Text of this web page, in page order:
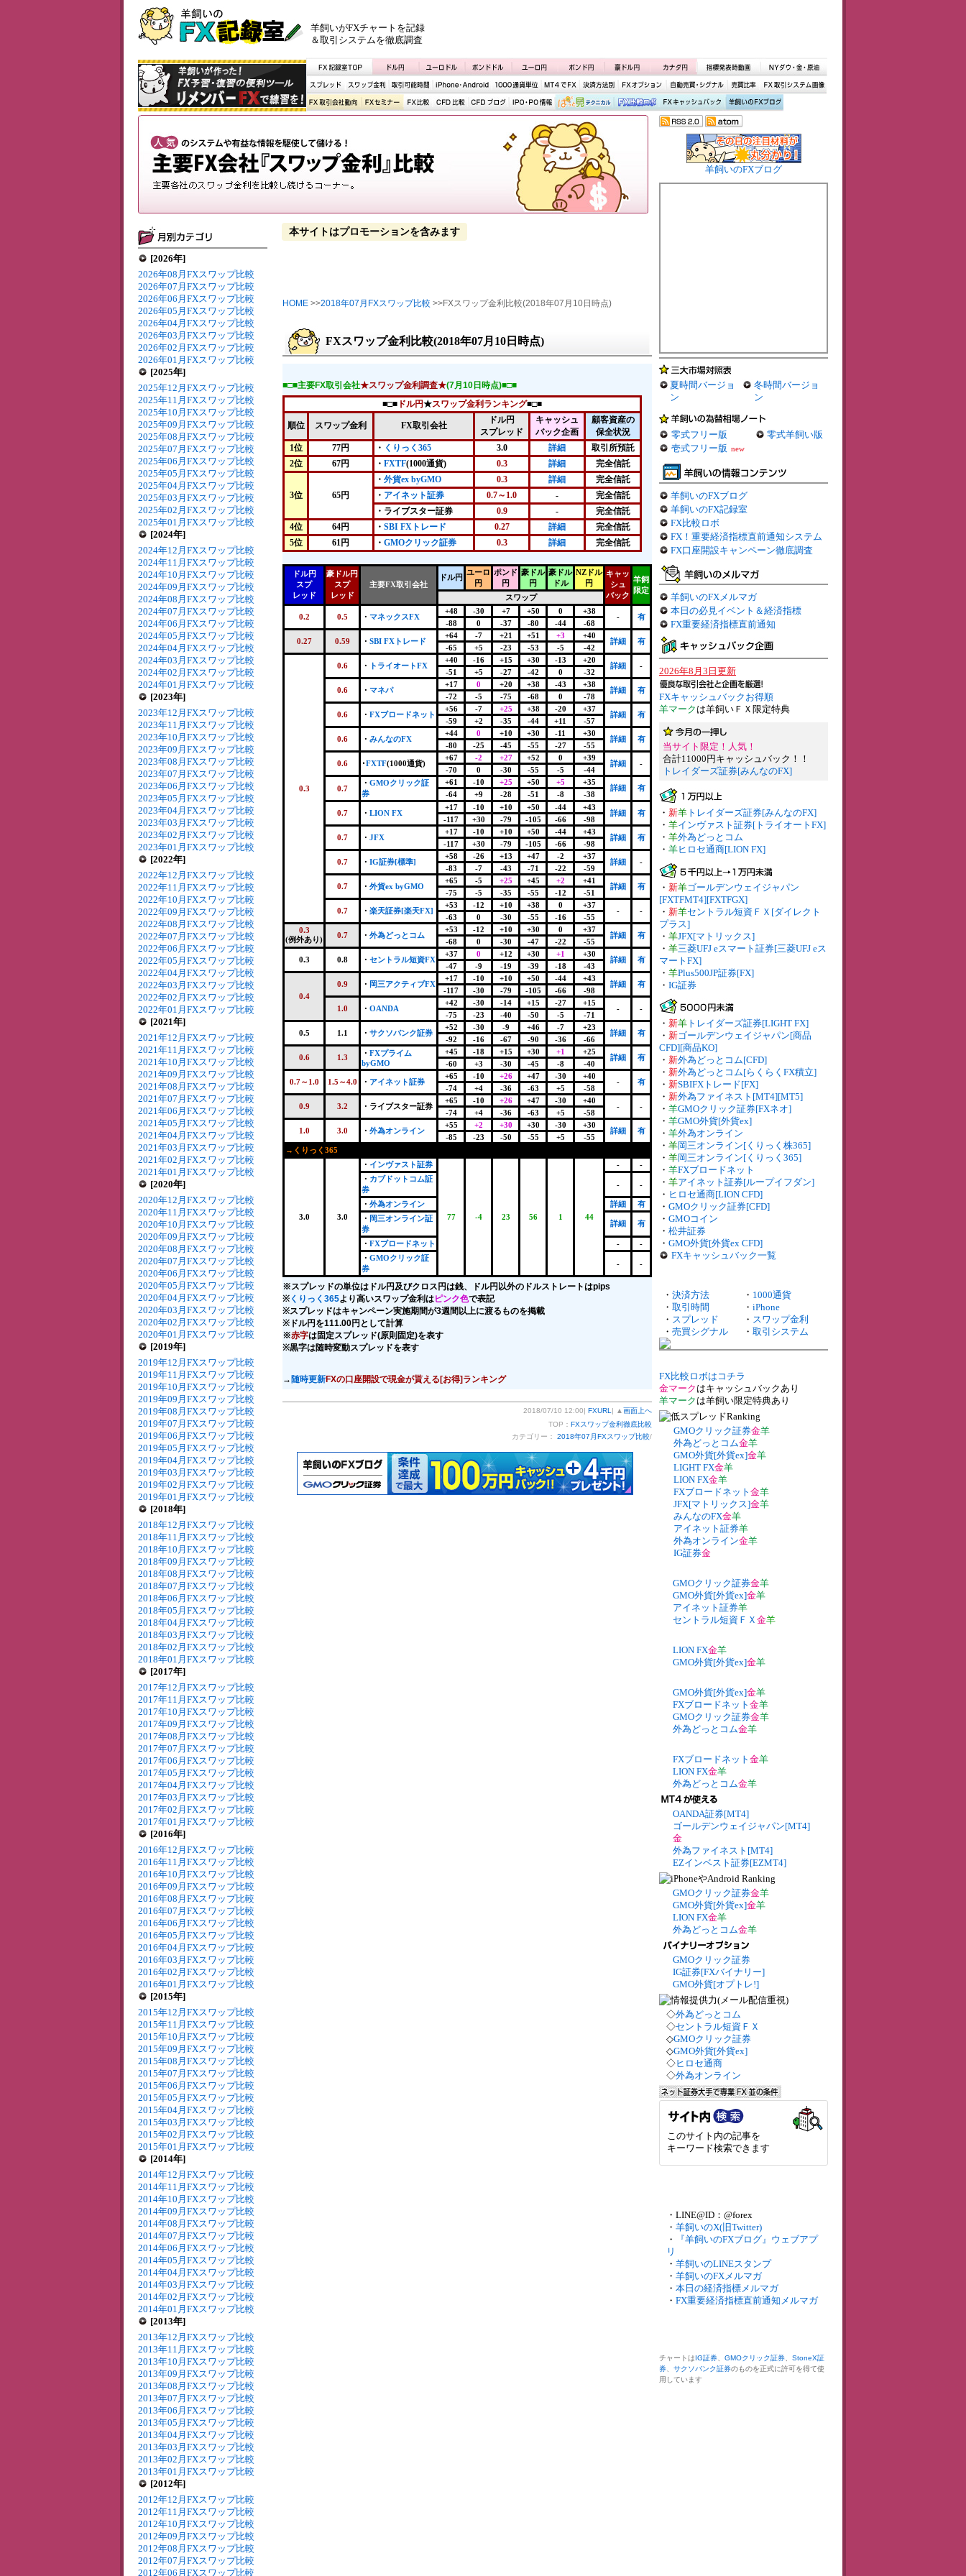
羊飼いがFXチャートを記録
＆取引システムを徹底調査
[2026年]
2026年08月FXスワップ比較
2026年07月FXスワップ比較
2026年06月FXスワップ比較
2026年05月FXスワップ比較
2026年04月FXスワップ比較
2026年03月FXスワップ比較
2026年02月FXスワップ比較
2026年01月FXスワップ比較
[2025年]
2025年12月FXスワップ比較
2025年11月FXスワップ比較
2025年10月FXスワップ比較
2025年09月FXスワップ比較
2025年08月FXスワップ比較
2025年07月FXスワップ比較
2025年06月FXスワップ比較
2025年05月FXスワップ比較
2025年04月FXスワップ比較
2025年03月FXスワップ比較
2025年02月FXスワップ比較
2025年01月FXスワップ比較
[2024年]
2024年12月FXスワップ比較
2024年11月FXスワップ比較
2024年10月FXスワップ比較
2024年09月FXスワップ比較
2024年08月FXスワップ比較
2024年07月FXスワップ比較
2024年06月FXスワップ比較
2024年05月FXスワップ比較
2024年04月FXスワップ比較
2024年03月FXスワップ比較
2024年02月FXスワップ比較
2024年01月FXスワップ比較
[2023年]
2023年12月FXスワップ比較
2023年11月FXスワップ比較
2023年10月FXスワップ比較
2023年09月FXスワップ比較
2023年08月FXスワップ比較
2023年07月FXスワップ比較
2023年06月FXスワップ比較
2023年05月FXスワップ比較
2023年04月FXスワップ比較
2023年03月FXスワップ比較
2023年02月FXスワップ比較
2023年01月FXスワップ比較
[2022年]
2022年12月FXスワップ比較
2022年11月FXスワップ比較
2022年10月FXスワップ比較
2022年09月FXスワップ比較
2022年08月FXスワップ比較
2022年07月FXスワップ比較
2022年06月FXスワップ比較
2022年05月FXスワップ比較
2022年04月FXスワップ比較
2022年03月FXスワップ比較
2022年02月FXスワップ比較
2022年01月FXスワップ比較
[2021年]
2021年12月FXスワップ比較
2021年11月FXスワップ比較
2021年10月FXスワップ比較
2021年09月FXスワップ比較
2021年08月FXスワップ比較
2021年07月FXスワップ比較
2021年06月FXスワップ比較
2021年05月FXスワップ比較
2021年04月FXスワップ比較
2021年03月FXスワップ比較
2021年02月FXスワップ比較
2021年01月FXスワップ比較
[2020年]
2020年12月FXスワップ比較
2020年11月FXスワップ比較
2020年10月FXスワップ比較
2020年09月FXスワップ比較
2020年08月FXスワップ比較
2020年07月FXスワップ比較
2020年06月FXスワップ比較
2020年05月FXスワップ比較
2020年04月FXスワップ比較
2020年03月FXスワップ比較
2020年02月FXスワップ比較
2020年01月FXスワップ比較
[2019年]
2019年12月FXスワップ比較
2019年11月FXスワップ比較
2019年10月FXスワップ比較
2019年09月FXスワップ比較
2019年08月FXスワップ比較
2019年07月FXスワップ比較
2019年06月FXスワップ比較
2019年05月FXスワップ比較
2019年04月FXスワップ比較
2019年03月FXスワップ比較
2019年02月FXスワップ比較
2019年01月FXスワップ比較
[2018年]
2018年12月FXスワップ比較
2018年11月FXスワップ比較
2018年10月FXスワップ比較
2018年09月FXスワップ比較
2018年08月FXスワップ比較
2018年07月FXスワップ比較
2018年06月FXスワップ比較
2018年05月FXスワップ比較
2018年04月FXスワップ比較
2018年03月FXスワップ比較
2018年02月FXスワップ比較
2018年01月FXスワップ比較
[2017年]
2017年12月FXスワップ比較
2017年11月FXスワップ比較
2017年10月FXスワップ比較
2017年09月FXスワップ比較
2017年08月FXスワップ比較
2017年07月FXスワップ比較
2017年06月FXスワップ比較
2017年05月FXスワップ比較
2017年04月FXスワップ比較
2017年03月FXスワップ比較
2017年02月FXスワップ比較
2017年01月FXスワップ比較
[2016年]
2016年12月FXスワップ比較
2016年11月FXスワップ比較
2016年10月FXスワップ比較
2016年09月FXスワップ比較
2016年08月FXスワップ比較
2016年07月FXスワップ比較
2016年06月FXスワップ比較
2016年05月FXスワップ比較
2016年04月FXスワップ比較
2016年03月FXスワップ比較
2016年02月FXスワップ比較
2016年01月FXスワップ比較
[2015年]
2015年12月FXスワップ比較
2015年11月FXスワップ比較
2015年10月FXスワップ比較
2015年09月FXスワップ比較
2015年08月FXスワップ比較
2015年07月FXスワップ比較
2015年06月FXスワップ比較
2015年05月FXスワップ比較
2015年04月FXスワップ比較
2015年03月FXスワップ比較
2015年02月FXスワップ比較
2015年01月FXスワップ比較
[2014年]
2014年12月FXスワップ比較
2014年11月FXスワップ比較
2014年10月FXスワップ比較
2014年09月FXスワップ比較
2014年08月FXスワップ比較
2014年07月FXスワップ比較
2014年06月FXスワップ比較
2014年05月FXスワップ比較
2014年04月FXスワップ比較
2014年03月FXスワップ比較
2014年02月FXスワップ比較
2014年01月FXスワップ比較
[2013年]
2013年12月FXスワップ比較
2013年11月FXスワップ比較
2013年10月FXスワップ比較
2013年09月FXスワップ比較
2013年08月FXスワップ比較
2013年07月FXスワップ比較
2013年06月FXスワップ比較
2013年05月FXスワップ比較
2013年04月FXスワップ比較
2013年03月FXスワップ比較
2013年02月FXスワップ比較
2013年01月FXスワップ比較
[2012年]
2012年12月FXスワップ比較
2012年11月FXスワップ比較
2012年10月FXスワップ比較
2012年09月FXスワップ比較
2012年08月FXスワップ比較
2012年07月FXスワップ比較
2012年06月FXスワップ比較
本サイトはプロモーションを含みます
HOME >>2018年07月FXスワップ比較 >>FXスワップ金利比較(2018年07月10日時点)
FXスワップ金利比較(2018年07月10日時点)
■□■主要FX取引会社★スワップ金利調査★(7月10日時点)■□■
■□■ ドル円★スワップ金利ランキング■□■
順位 スワップ金利 FX取引会社
ドル円
スプレッド
キャッシュ
バック企画
顧客資産の
保全状況
1位
77円 ・ くりっく365 3.0 詳細
取引所預託
2位
67円 ・ FXTF(1000通貨) 0.3 詳細 完全信託
3位 65円
・ 外貨ex byGMO 0.3 詳細
完全信託
・ アイネット証券 0.7～1.0 -
完全信託
・ライブスター証券
0.9 -
完全信託
4位
64円 ・ SBI FXトレード 0.27 詳細
完全信託
5位
61円 ・ GMOクリック証券 0.3 詳細 完全信託
ドル円
スプ
レッド
豪ドル円
スプ
レッド
主要FX取引会社
ドル円
ユーロ
円
ポンド
円
豪ドル
円
豪ドル
ドル
NZドル
円
キャッ
シュ
バック
羊飼
限定
スワップ
0.2 0.5 ・ マネックスFX
+48 -30 +7 +50 0 +38
- 有
-88 0 -37 -80 -44 -68
0.27 0.59 ・ SBI FXトレード
+64 -7 +21 +51 +3 +40
詳細 有
-65 +5 -23 -53 -5 -42
0.3
0.6 ・ トライオートFX
+40 -16 +15 +30 -13 +20
詳細 -
-51 +5 -27 -42 0 -32
0.6 ・ マネパ
+17 0 +20 +38 -43 +38
詳細 有
-72 -5 -75 -68 0 -78
0.6 ・ FXブロードネット
+56 -7 +25 +38 -20 +37
詳細 有
-59 +2 -35 -44 +11 -57
0.6 ・ みんなのFX
+44 0 +10 +30 -11 +30
詳細 有
-80 -25 -45 -55 -27 -55
0.6 ･FXTF(1000通貨)
+67 -2 +27 +52 0 +39
詳細 -
-70 0 -30 -55 -5 -44
0.7
・ GMOクリック証
券
+61 -10 +25 +50 +5 +35
詳細 有
-64 +9 -28 -51 -8 -38
0.7 ・ LION FX
+17 -10 +10 +50 -44 +43
詳細 有
-117 +30 -79 -105 -66 -98
0.7 ・ JFX
+17 -10 +10 +50 -44 +43
詳細 有
-117 +30 -79 -105 -66 -98
0.7 ・ IG証券[標準]
+58 -26 +13 +47 -2 +37
詳細 -
-83 -7 -43 -71 -22 -59
0.7 ・ 外貨ex byGMO
+65 -5 +25 +45 +2 +41
詳細 有
-75 -5 -35 -55 -12 -51
0.7 ・ 楽天証券[楽天FX]
+53 -12 +10 +38 0 +37
- -
-63 0 -30 -55 -16
-55
0.3
(例外あり)
0.7 ・ 外為どっとコム
+53 -12 +10 +30 0 +37
詳細 有
-68 0 -30 -47 -22 -55
0.3 0.8 ・ セントラル短資FX
+37 0 +12 +30 +1 +30
詳細 有
-47 -9 -19 -39 -18 -43
0.4
0.9 ・ 岡三アクティブFX
+17 -10 +10 +50 -44 +43
詳細 有
-117 -30 -79 -105 -66 -98
1.0 ・ OANDA
+42 -30 -14 +15 -27 +15
- -
-75 -23 -40 -50 -5 -71
0.5 1.1 ・ サクソバンク証券
+52 -30 -9 +46 -7 +23
詳細 有
-92 -16 -67 -90 -36 -66
0.6 1.3 ・ FXプライム
byGMO
+45 -18 +15 +30 +1 +25
詳細 有
-60 +3 -30 -45 -8 -40
0.7～1.0 1.5～4.0 ・ アイネット証券
+65 -10 +26 +47 -30 +40
- 有
-74 +4 -36 -63 +5 -58
0.9 3.2 ・ライブスター証券
+65 -10 +26 +47 -30 +40
- -
-74 +4 -36 -63 +5 -58
1.0 3.0 ・ 外為オンライン
+55 +2 +30 +30 -30 +30
詳細 有
-85 -23 -50 -55 +5
-55
→くりっく365
3.0 3.0
・ インヴァスト証券
77 -4 23 56 1 44
-
-
・ カブドットコム証
券
- -
・ 外為オンライン 詳細
有
・ 岡三オンライン証
券
詳細 有
・ FXブロードネット -
-
・ GMOクリック証
券
- -
※スプレッドの単位はドル円及びクロス円は銭、ドル円以外のドルストレートはpips
※ くりっく365より高いスワップ金利はピンク色で表記
※スプレッドはキャンペーン実施期間が3週間以上に渡るものを掲載
※ドル円を111.00円として計算
※赤字は固定スプレッド(原則固定)を表す
※黒字は随時変動スプレッドを表す
→ 随時更新FXの口座開設で現金が貰える[お得]ランキング
2018/07/10 12:00| FXURL | ▲ 画面上へ
TOP： FXスワップ金利徹底比較
カテゴリー： 2018年07月FXスワップ比較/
羊飼いのFXブログ
夏時間バージョ
ン
冬時間バージョ
ン
零式フリー版
零式羊飼い版
壱式フリー版 new
羊飼いのFXブログ
羊飼いのFX記録室
FX比較ロボ
FX！重要経済指標直前通知システム
FX口座開設キャンペーン徹底調査
羊飼いのFXメルマガ
本日の必見イベント＆経済指標
FX重要経済指標直前通知
2026年8月3日更新
FXキャッシュバックお得順
羊マーク は羊飼いＦＸ限定特典
当サイト限定！人気！
合計11000円キャッシュバック！！
トレイダーズ証券[みんなのFX]
・ 新羊 トレイダーズ証券[みんなのFX]
・ 羊インヴァスト証券[トライオートFX]
・ 羊外為どっとコム
・ 羊ヒロセ通商[LION FX]
・ 新羊ゴールデンウェイジャパン
[FXTFMT4][FXTFGX]
・ 新羊セントラル短資ＦＸ[ダイレクト
プラス]
・ 羊JFX[マトリックス]
・ 羊三菱UFJ eスマート証券[三菱UFJ eス
マートFX]
・ 羊Plus500JP証券[FX]
・ IG証券
・ 新羊 トレイダーズ証券[LIGHT FX]
・ 新ゴールデンウェイジャパン[商品
CFD][商品KO]
・ 新外為どっとコム[CFD]
・ 新外為どっとコム[らくらくFX積立]
・ 新SBIFXトレード[FX]
・ 新外為ファイネスト[MT4][MT5]
・ 羊GMOクリック証券[FXネオ]
・ 羊GMO外貨[外貨ex]
・ 羊外為オンライン
・ 羊岡三オンライン[くりっく株365]
・ 羊岡三オンライン[くりっく365]
・ 羊FXブロードネット
・ 羊アイネット証券[ループイフダン]
・ ヒロセ通商[LION CFD]
・ GMOクリック証券[CFD]
・ GMOコイン
・ 松井証券
・ GMO外貨[外貨ex CFD]
FXキャッシュバック一覧
・ 決済方法 ・ 1000通貨
・ 取引時間 ・ iPhone
・ スプレッド ・ スワップ金利
・ 売買シグナル ・ 取引システム
FX比較ロボはコチラ
金マーク はキャッシュバックあり
羊マーク は羊飼い限定特典あり
GMOクリック証券金羊
外為どっとコム金羊
GMO外貨[外貨ex]金羊
LIGHT FX金羊
LION FX金羊
FXブロードネット 金羊
JFX[マトリックス]金羊
みんなのFX金羊
アイネット証券羊
外為オンライン金羊
IG証券金
GMOクリック証券金羊
GMO外貨[外貨ex]金羊
アイネット証券羊
セントラル短資ＦＸ 金羊
LION FX金羊
GMO外貨[外貨ex]金羊
GMO外貨[外貨ex]金羊
FXブロードネット 金羊
GMOクリック証券金羊
外為どっとコム金羊
FXブロードネット 金羊
LION FX金羊
外為どっとコム金羊
OANDA証券[MT4]
ゴールデンウェイジャパン[MT4]
金
外為ファイネスト[MT4]
EZインベスト証券[EZMT4]
GMOクリック証券金羊
GMO外貨[外貨ex]金羊
LION FX金羊
外為どっとコム金羊
GMOクリック証券
IG証券[FXバイナリー]
GMO外貨[オプトレ!]
◇外為どっとコム
◇セントラル短資ＦＸ
◇GMOクリック証券
◇GMO外貨[外貨ex]
◇ヒロセ通商
◇外為オンライン
このサイト内の記事を
キーワード検索できます
・LINE@ID：@forex
・ 羊飼いのX(旧Twitter)
・
『羊飼いのFXブログ』ウェブアプ
リ
・ 羊飼いのLINEスタンプ
・ 羊飼いのFXメルマガ
・ 本日の経済指標メルマガ
・ FX重要経済指標直前通知メルマガ
チャートはIG証券 GMOクリック証券
StoneX証
券
サクソバンク証券のものを正式に許可を得て使
用しています